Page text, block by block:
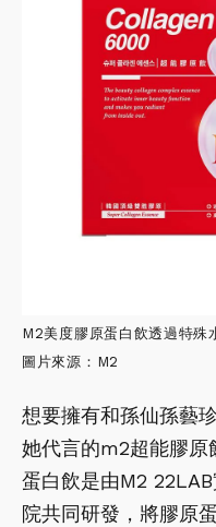
M2美度膠原蛋白飲透過特殊
圖片來源：M2
想要擁有和孫仙孫藝
她代言的m2超能膠原
蛋白飲是由M2
院共同研發，將膠原